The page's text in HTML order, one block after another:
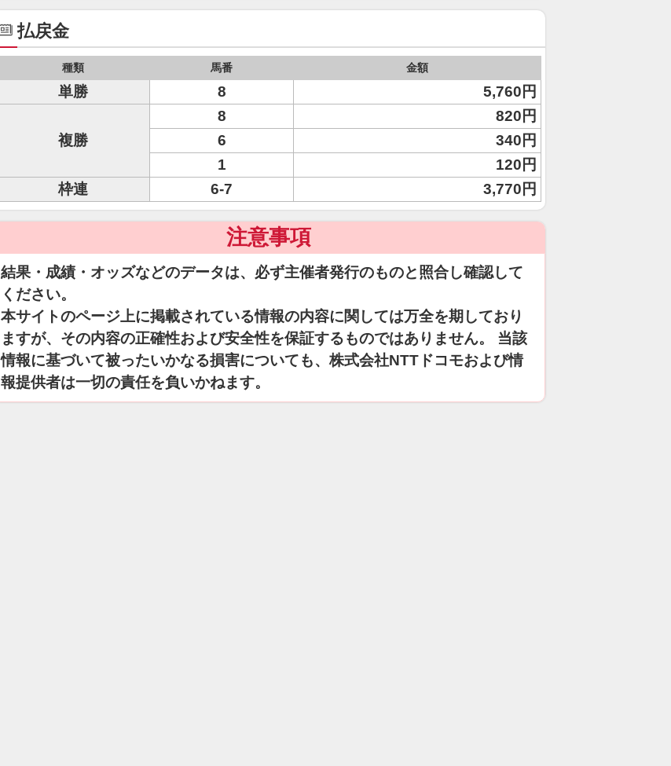
払戻金
種類 馬番 金額
単勝 8 5,760円
複勝
8
820円
6
340円
1
120円
枠連
6-7 3,770円
注意事項
結果・成績・オッズなどのデータは、必ず主催者発行のものと照合し確認して
ください。
本サイトのページ上に掲載されている情報の内容に関しては万全を期しており
ますが、その内容の正確性および安全性を保証するものではありません。 当該
情報に基づいて被ったいかなる損害についても、株式会社NTTドコモおよび情
報提供者は一切の責任を負いかねます。